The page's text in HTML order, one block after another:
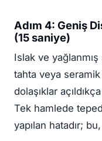
Adım 4: Geniş
(15 saniye)
Islak ve
tahta veya
dolaşıklar
Tek hamlede
yapılan hatadır;